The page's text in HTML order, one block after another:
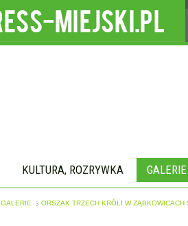
KULTURA, ROZRYWKA GALERIE
GALERIE ORSZAK TRZECH KRÓLI W ZĄBKOWICACH